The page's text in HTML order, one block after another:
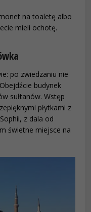
na toaletę albo
mieli ochotę.
po zwiedzaniu nie
budynek
sułtanów. Wstęp
płytkami z
z dala od
świetne miejsce na